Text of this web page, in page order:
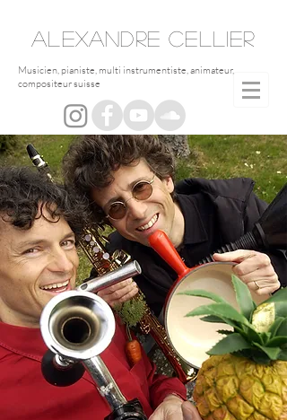
ALEXANDRE CELLIER
Musicien, pianiste, multi instrumentiste, animateur,
compositeur suisse